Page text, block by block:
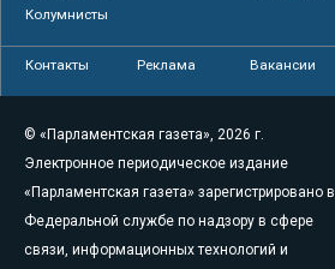
Колумнисты
Контакты Реклама Вакансии
© «Парламентская газета», 2026 г.
Электронное периодическое издание
«Парламентская газета» зарегистрировано в
Федеральной службе по надзору в сфере
связи, информационных технологий и